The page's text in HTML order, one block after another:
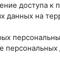
доступа
на